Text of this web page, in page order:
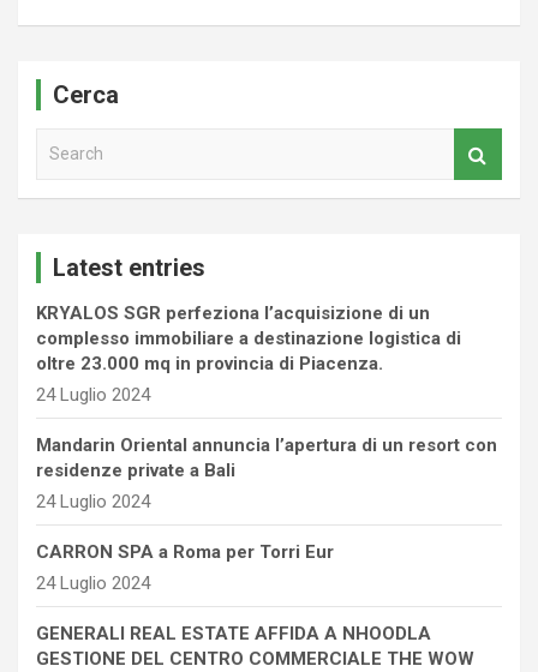
Cerca
Latest entries
KRYALOS SGR perfeziona l’acquisizione di un
complesso immobiliare a destinazione logistica di
oltre 23.000 mq in provincia di Piacenza.
24 Luglio 2024
Mandarin Oriental annuncia l’apertura di un resort con
residenze private a Bali
24 Luglio 2024
CARRON SPA a Roma per Torri Eur
24 Luglio 2024
GENERALI REAL ESTATE AFFIDA A NHOODLA
GESTIONE DEL CENTRO COMMERCIALE THE WOW